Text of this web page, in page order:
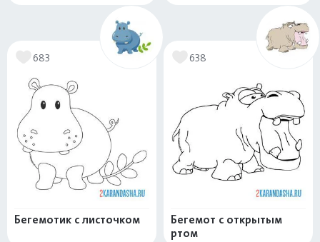
683
Бегемотик с листочком
638
Бегемот с открытым
ртом